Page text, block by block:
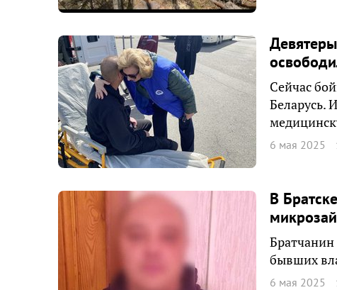
Сейчас
Беларусь.
6 мая 2025
В
бывших
6 мая 2025